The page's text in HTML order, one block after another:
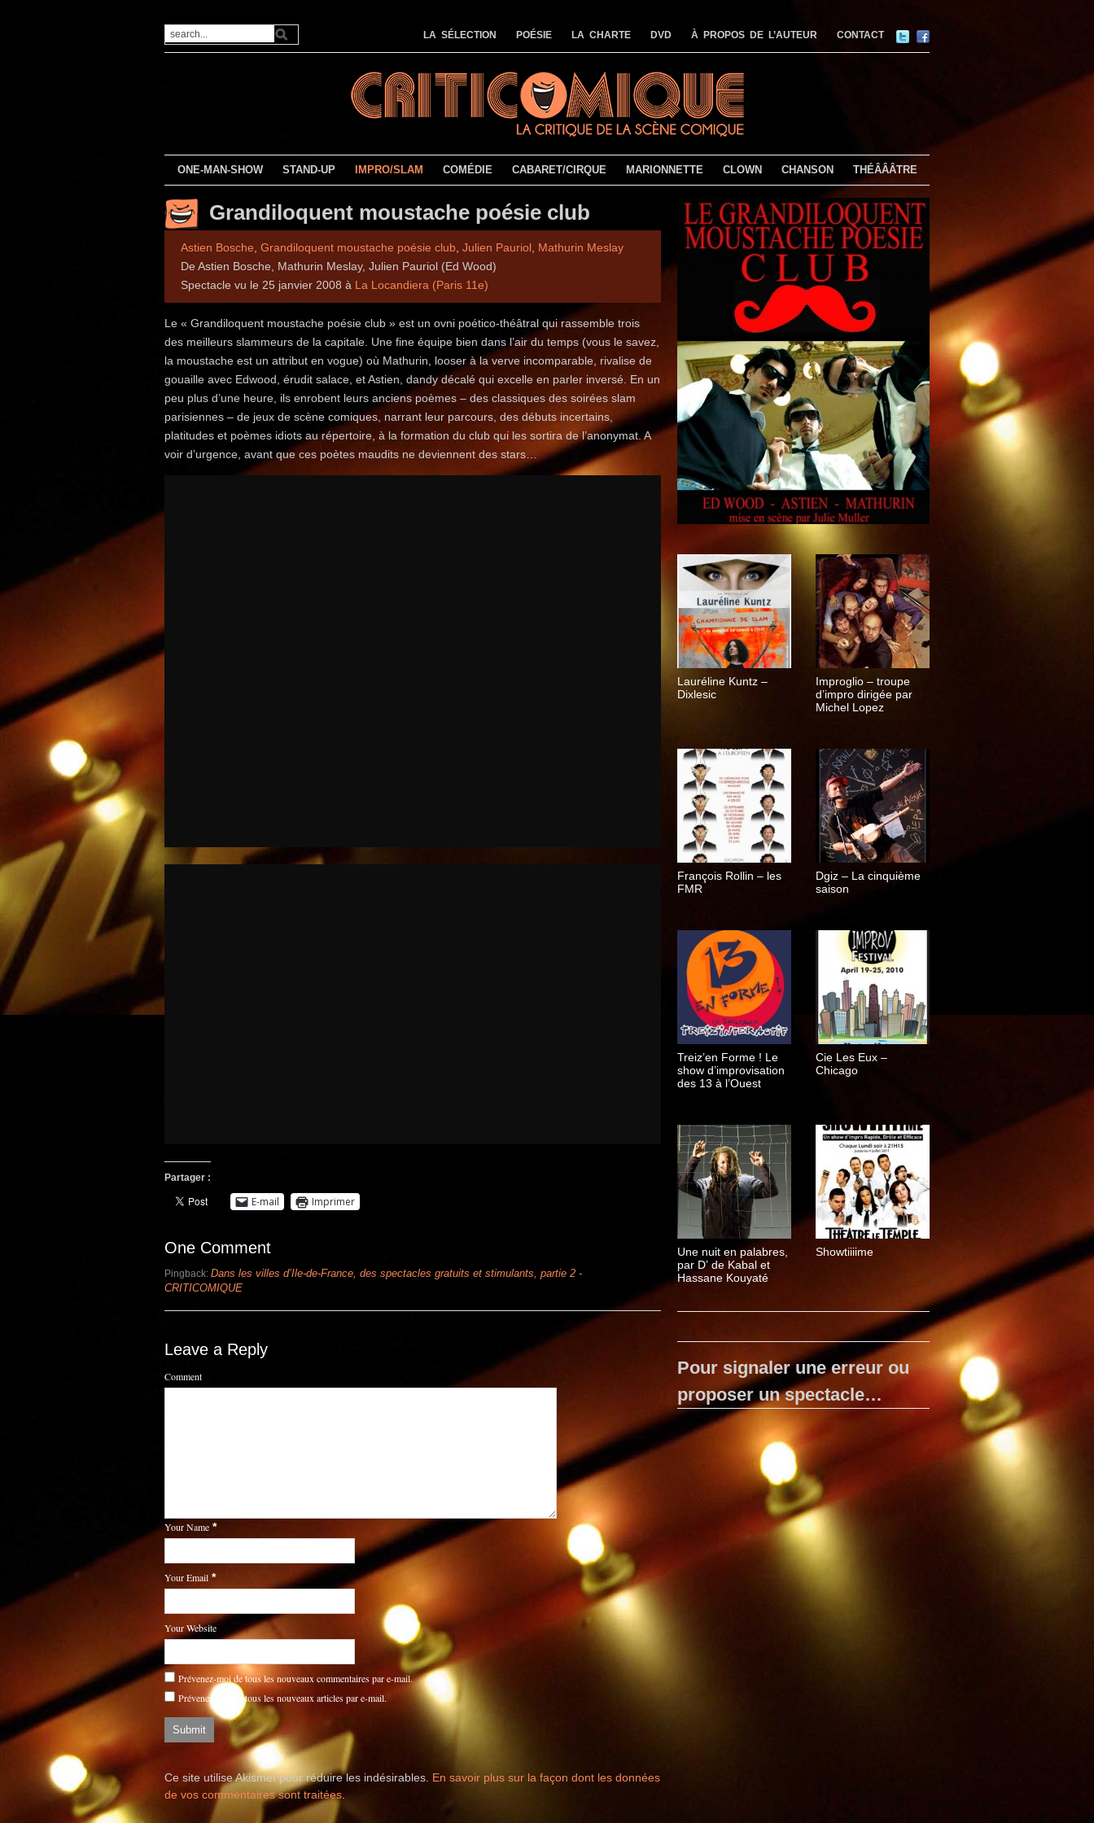
LA SÉLECTION POÉSIE LA CHARTE DVD À PROPOS DE L’AUTEUR CONTACT
ONE-MAN-SHOW STAND-UP IMPRO/SLAM COMÉDIE CABARET/CIRQUE MARIONNETTE CLOWN CHANSON THÉÂÂÂTRE
Grandiloquent moustache poésie club
Astien Bosche Grandiloquent moustache poésie club Julien Pauriol Mathurin Meslay
De Astien Bosche, Mathurin Meslay, Julien Pauriol (Ed Wood)
Spectacle vu le 25 janvier 2008 à La Locandiera (Paris 11e)
Le « Grandiloquent moustache poésie club » est un ovni poético-théâtral qui rassemble trois
des meilleurs slammeurs de la capitale. Une fine équipe bien dans l’air du temps (vous le savez,
la moustache est un attribut en vogue) où Mathurin, looser à la verve incomparable, rivalise de
gouaille avec Edwood, érudit salace, et Astien, dandy décalé qui excelle en parler inversé. En un
peu plus d’une heure, ils enrobent leurs anciens poèmes – des classiques des soirées slam
parisiennes – de jeux de scène comiques, narrant leur parcours, des débuts incertains,
platitudes et poèmes idiots au répertoire, à la formation du club qui les sortira de l’anonymat. A
voir d’urgence, avant que ces poètes maudits ne deviennent des stars…
Partager :
E-mail Imprimer
One Comment
Pingback: Dans les villes d’Ile-de-France, des spectacles gratuits et stimulants, partie 2 -
CRITICOMIQUE
Leave a Reply
Comment
Your Name *
Your Email *
Your Website
Prévenez-moi de tous les nouveaux commentaires par e-mail.
Prévenez-moi de tous les nouveaux articles par e-mail.
Ce site utilise Akismet pour réduire les indésirables. En savoir plus sur la façon dont les données
de vos commentaires sont traitées.
Lauréline Kuntz –
Dixlesic
Improglio – troupe
d’impro dirigée par
Michel Lopez
François Rollin – les
FMR
Dgiz – La cinquième
saison
Treiz’en Forme ! Le
show d’improvisation
des 13 à l’Ouest
Cie Les Eux –
Chicago
Une nuit en palabres,
par D’ de Kabal et
Hassane Kouyaté
Showtiiiime
Pour signaler une erreur ou
proposer un spectacle…